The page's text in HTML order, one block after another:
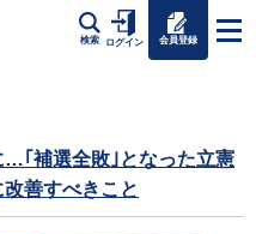
検索 ログイン 会員登録
｢補選全敗｣となった立憲
善すべきこと